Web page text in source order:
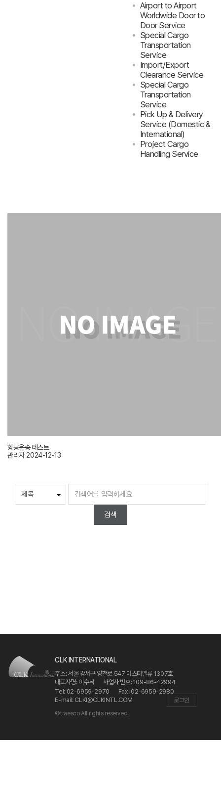
Airport to Airport
Worldwide Door to
Door Service
Special Cargo
Transportation
Service
Import/Export
Clearance Service
Special Cargo
Transportation
Service
Pick Up & Delivery
Service (Domestic &
International)
Project Cargo
Handling Service
항공운송 테스트
관리자 2024-12-13
검색
CLK INTERNATIONAL
주소: 서울 강서구 양천로 547 마스터밸류 1307호
대표자명: 이수복 사업자 번호: 109-86-42994
Tel: 02-6959-2970 Fax: 02-6959-2980
E-mail: CLKI@CLKINTL.COM
©traesco All rights reserved.
로그인